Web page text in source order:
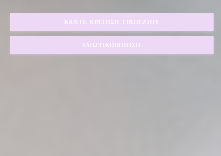
ΚΆΝΤΕ ΚΡΆΤΗΣΗ ΤΡΑΠΕΖΙΟΎ
ΙΔΙΩΤΙΚΟΠΟΊΗΣΗ